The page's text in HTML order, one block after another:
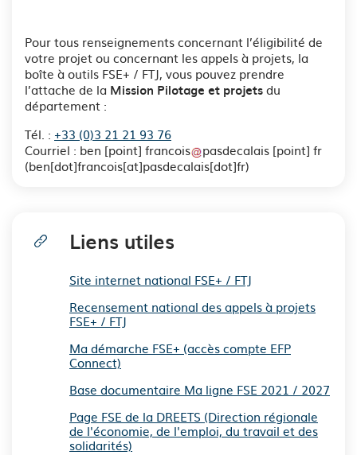
Pour tous renseignements concernant l’éligibilité de
votre projet ou concernant les appels à projets, la
boîte à outils FSE+ / FTJ, vous pouvez prendre
l’attache de la Mission Pilotage et projetsdu
département :
Tél. : +33 (0)3 21 21 93 76
Courriel : ben [point] francois pasdecalais [point] fr
(ben[dot]francois[at]pasdecalais[dot]fr)
Liens utiles
Site internet national FSE+ / FTJ
Recensement national des appels à projets
FSE+ / FTJ
Ma démarche FSE+ (accès compte EFP
Connect)
Base documentaire Ma ligne FSE 2021 / 2027
Page FSE de la DREETS (Direction régionale
de l'économie, de l'emploi, du travail et des
solidarités)